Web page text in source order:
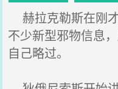
赫拉克勒斯在刚
不少新型邪物信息
自己略过。